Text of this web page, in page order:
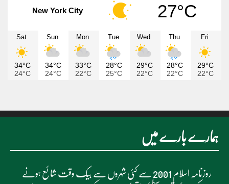
New York City 27°C
Sat
34°C
24°C
Sun
34°C
24°C
Mon
33°C
22°C
Tue
28°C
25°C
Wed
29°C
22°C
Thu
28°C
22°C
Fri
29°C
22°C
ہمارے بارے میں
روزنامہ اسلام 2001 سے کئی شہروں سے بیک وقت شائع ہونے